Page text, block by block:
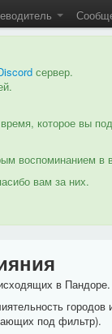
сервер.
которое вы
воспоминанием
вам за них.
в
под фильтр).